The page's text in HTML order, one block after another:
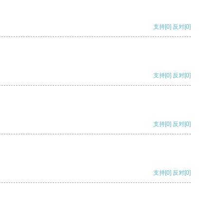
支持[0] 反对[0]
支持[0] 反对[0]
支持[0] 反对[0]
支持[0] 反对[0]